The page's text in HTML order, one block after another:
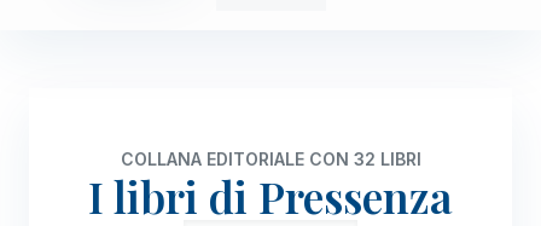
COLLANA EDITORIALE CON 32 LIBRI
I libri di Pressenza